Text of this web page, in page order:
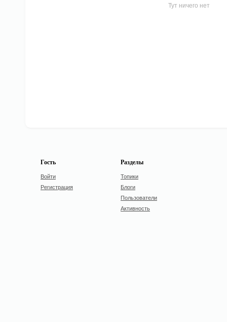
Тут ничего нет
Гость
Войти
Регистрация
Разделы
Топики
Блоги
Пользователи
Активность